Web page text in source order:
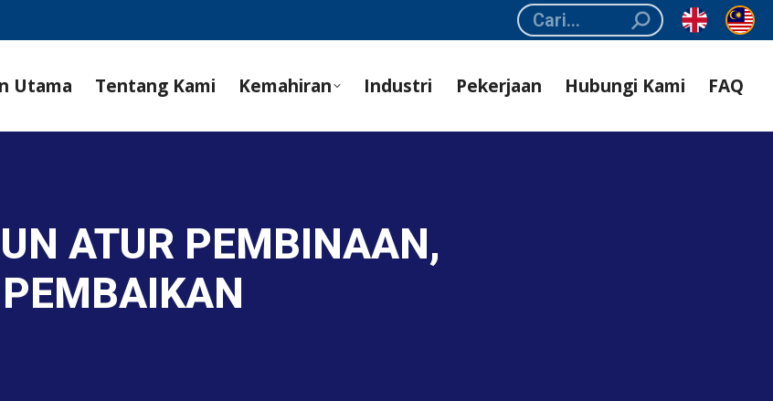
Search:
Utama Tentang Kami Kemahiran Industri Pekerjaan Hubungi Kami FAQ
ATUR PEMBINAAN,